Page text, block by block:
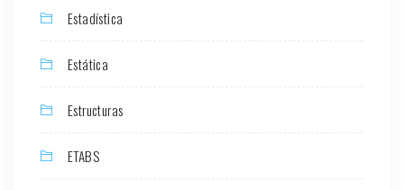
Estadística
Estática
Estructuras
ETABS